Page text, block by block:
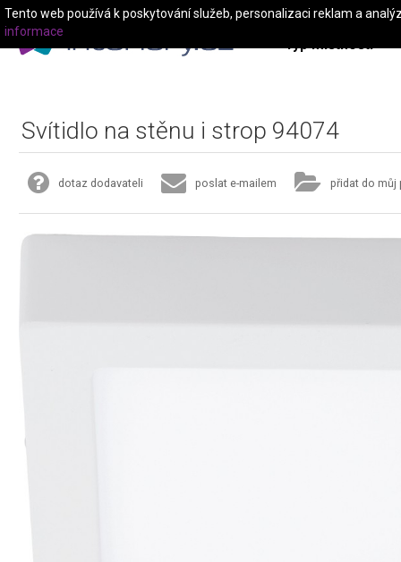
Typ místnosti
Svítidlo na stěnu i strop 94074
dotaz dodavateli poslat e-mailem přidat do můj
Tento web používá k poskytování služeb, personalizaci reklam a
informace